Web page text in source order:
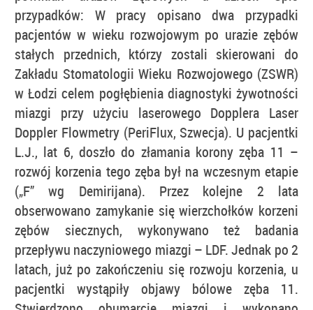
przypadków: W pracy opisano dwa przypadki
pacjentów w wieku rozwojowym po urazie zębów
stałych przednich, którzy zostali skierowani do
Zakładu Stomatologii Wieku Rozwojowego (ZSWR)
w Łodzi celem pogłębienia diagnostyki żywotności
miazgi przy użyciu laserowego Dopplera Laser
Doppler Flowmetry (PeriFlux, Szwecja). U pacjentki
L.J., lat 6, doszło do złamania korony zęba 11 –
rozwój korzenia tego zęba był na wczesnym etapie
(„F” wg Demirijana). Przez kolejne 2 lata
obserwowano zamykanie się wierzchołków korzeni
zębów siecznych, wykonywano też badania
przepływu naczyniowego miazgi – LDF. Jednak po 2
latach, już po zakończeniu się rozwoju korzenia, u
pacjentki wystąpiły objawy bólowe zęba 11.